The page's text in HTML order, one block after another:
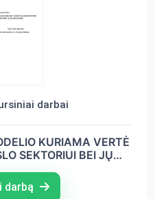
darbai
KURIAMA VERTĖ
SEKTORIUI BEI JŲ
darbą